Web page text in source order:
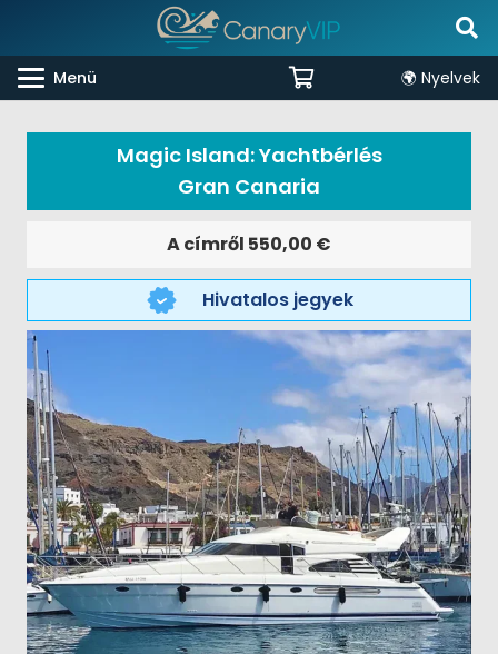
Menü 🌍 Nyelvek
Magic Island: Yachtbérlés
Gran Canaria
A címről 550,00 €
Hivatalos jegyek